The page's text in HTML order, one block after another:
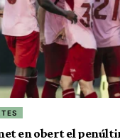
en obert el